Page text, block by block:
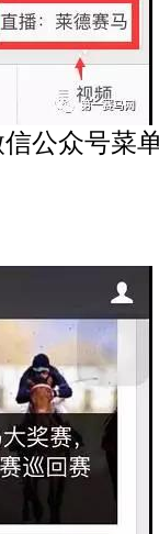
公众号菜